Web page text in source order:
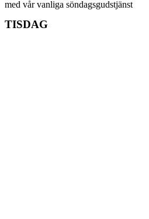
med vår vanliga söndagsgudstjänst
TISDAG